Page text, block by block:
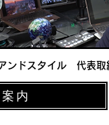
アンドスタイル 代
内